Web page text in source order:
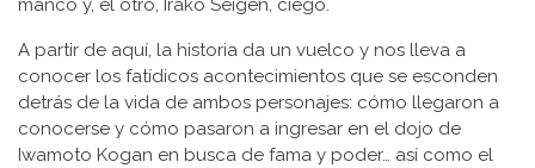
A partir de aquí, la historia da un vuelco y nos lleva a
conocer los fatídicos acontecimientos que se esconden
detrás de la vida de ambos personajes: cómo llegaron a
conocerse y cómo pasaron a ingresar en el dojo de
Iwamoto Kogan en busca de fama y poder… así como el